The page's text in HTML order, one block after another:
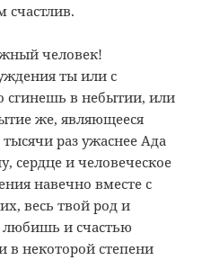
счастлив.
человек!
ты или с
сгинешь в небытии, или
же, являющееся
раз ужаснее Ада
сердце и человеческое
навечно вместе с
весь твой род и
любишь и счастью
в некоторой степени